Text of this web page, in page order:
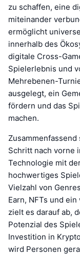
zu schaffen, eine
miteinander
ermöglicht
innerhalb des
digitale Cross-
Spielerlebnis und
Mehrebenen-
ausgelegt, ein
fördern und das
machen.
Schritt nach vorne
Technologie mit
hochwertiges
Vielzahl von
Earn, NFTs und
zielt es darauf ab,
Potenzial des
Investition in
wird Personen